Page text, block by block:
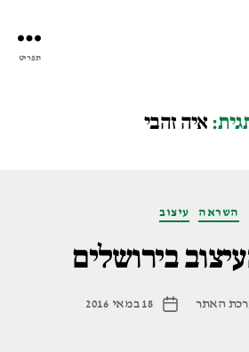
תפריט
איה זהבי
קטגוריותהשראה עיצוב
בירושלים
האתר
תאריך
18 במאי 2016